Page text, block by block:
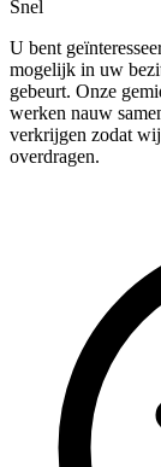
Snel
U bent
mogelijk in uw
gebeurt. Onze
werken nauw
verkrijgen zodat
overdragen.